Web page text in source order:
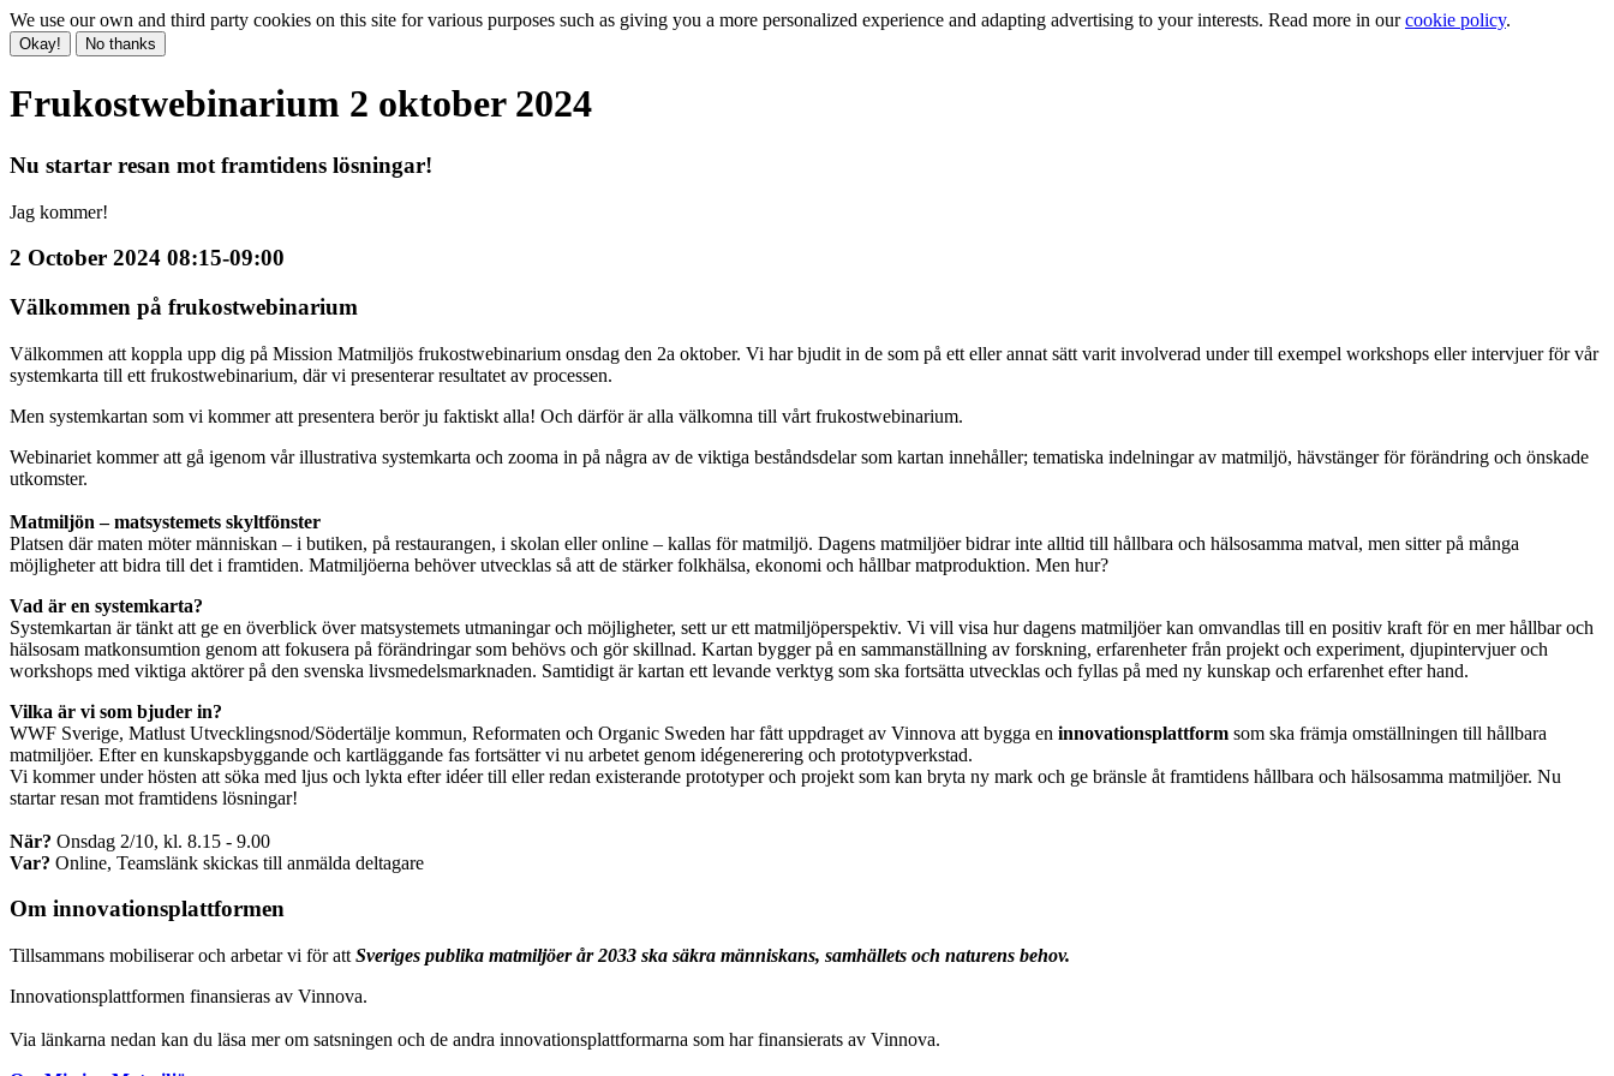
We use our own and third party cookies on this site for various purposes such as giving you a more personalized experience and adapting advertising to your interests. Read more in ourcookie policy.
Okay! No thanks
Frukostwebinarium 2 oktober 2024
Nu startar resan mot framtidens lösningar!
Jag kommer!
2 October 2024 08:15-09:00
Välkommen på frukostwebinarium
Välkommen att koppla upp dig på Mission Matmiljös frukostwebinarium onsdag den 2a oktober. Vi har bjudit in de som på ett eller annat sätt varit involverad under till exempel workshops eller intervjuer för vår
systemkarta till ett frukostwebinarium, där vi presenterar resultatet av processen.
Men systemkartan som vi kommer att presentera berör ju faktiskt alla! Och därför är alla välkomna till vårt frukostwebinarium.
Webinariet kommer att gå igenom vår illustrativa systemkarta och zooma in på några av de viktiga beståndsdelar som kartan innehåller; tematiska indelningar av matmiljö, hävstänger för förändring och önskade
utkomster.
Matmiljön – matsystemets skyltfönster
Platsen där maten möter människan – i butiken, på restaurangen, i skolan eller online – kallas för matmiljö. Dagens matmiljöer bidrar inte alltid till hållbara och hälsosamma matval, men sitter på många
möjligheter att bidra till det i framtiden. Matmiljöerna behöver utvecklas så att de stärker folkhälsa, ekonomi och hållbar matproduktion. Men hur?
Vad är en systemkarta?
Systemkartan är tänkt att ge en överblick över matsystemets utmaningar och möjligheter, sett ur ett matmiljöperspektiv. Vi vill visa hur dagens matmiljöer kan omvandlas till en positiv kraft för en mer hållbar och
hälsosam matkonsumtion genom att fokusera på förändringar som behövs och gör skillnad. Kartan bygger på en sammanställning av forskning, erfarenheter från projekt och experiment, djupintervjuer och
workshops med viktiga aktörer på den svenska livsmedelsmarknaden. Samtidigt är kartan ett levande verktyg som ska fortsätta utvecklas och fyllas på med ny kunskap och erfarenhet efter hand.
Vilka är vi som bjuder in?
WWF Sverige, Matlust Utvecklingsnod/Södertälje kommun, Reformaten och Organic Sweden har fått uppdraget av Vinnova att bygga en innovationsplattform som ska främja omställningen till hållbara
matmiljöer. Efter en kunskapsbyggande och kartläggande fas fortsätter vi nu arbetet genom idégenerering och prototypverkstad.
Vi kommer under hösten att söka med ljus och lykta efter idéer till eller redan existerande prototyper och projekt som kan bryta ny mark och ge bränsle åt framtidens hållbara och hälsosamma matmiljöer. Nu
startar resan mot framtidens lösningar!
När? Onsdag 2/10, kl. 8.15 - 9.00
Var? Online, Teamslänk skickas till anmälda deltagare
Om innovationsplattformen
Tillsammans mobiliserar och arbetar vi för att Sveriges publika matmiljöer år 2033 ska säkra människans, samhällets och naturens behov.
Innovationsplattformen finansieras av Vinnova.
Via länkarna nedan kan du läsa mer om satsningen och de andra innovationsplattformarna som har finansierats av Vinnova.